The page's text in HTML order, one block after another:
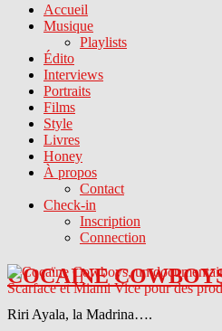
Accueil
Musique
Playlists
Édito
Interviews
Portraits
Films
Style
Livres
Honey
À propos
Contact
Check-in
Inscription
Connection
COCAINE
Riri Ayala, la Madrina….